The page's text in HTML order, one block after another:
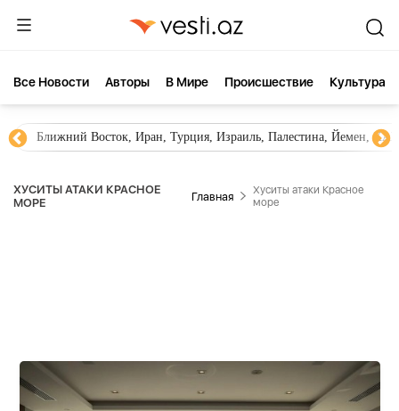
Все Новости Aвторы В Мире Происшествие Культура
Ближний Восток, Иран, Турция, Израиль, Палестина, Йемен,
ХУСИТЫ АТАКИ КРАСНОЕ
МОРЕ
Главная
Хуситы атаки Красное
море